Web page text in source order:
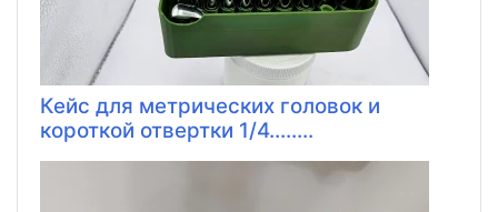
Кейс для метрических головок и
короткой отвертки 1/4........